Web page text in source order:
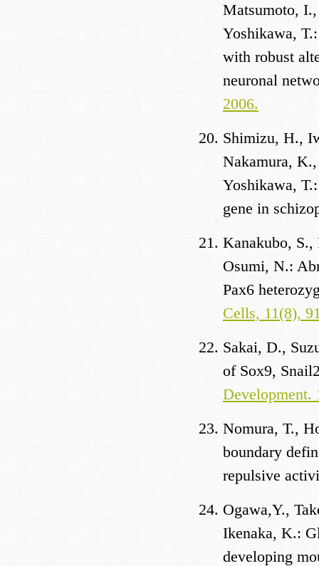
Matsumoto,
Yoshikawa,
with robust
neuronal
2006.
Shimizu, H.,
Nakamura,
Yoshikawa,
gene in
Kanakubo,
Osumi, N.:
Pax6
Cells, 11(8),
Sakai, D.,
of Sox9,
Development.
Nomura, T.,
boundary
repulsive
Ogawa,Y.,
Ikenaka, K.:
developing